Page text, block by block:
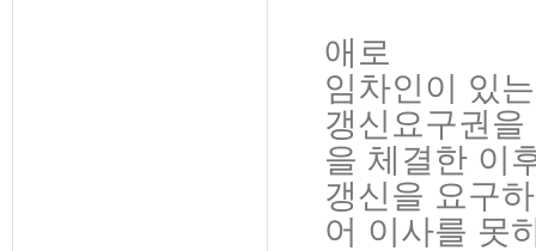
애로
임차인이 있
갱신요구권
을 체결한 이
갱신을 요구
어 이사를 못